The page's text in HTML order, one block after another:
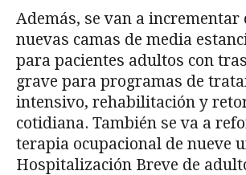
Además, se van a incrementar
nuevas camas de media
para pacientes adultos con
grave para programas de
intensivo, rehabilitación y
cotidiana. También se va a
terapia ocupacional de nueve
Hospitalización Breve de